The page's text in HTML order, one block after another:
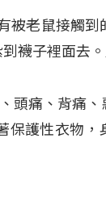
被老鼠接觸
襪子裡面去。
頭痛、背痛
保護性衣物，